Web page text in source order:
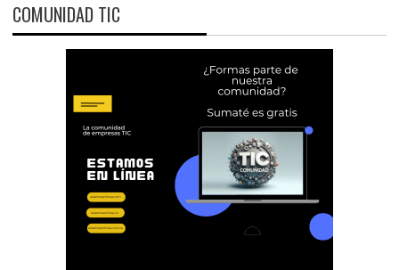
COMUNIDAD TIC